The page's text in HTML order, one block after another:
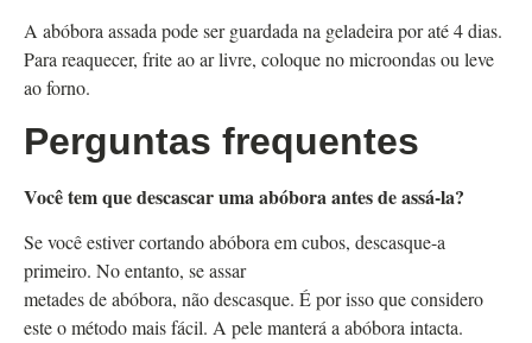
A abóbora assada pode ser guardada na geladeira por até 4 dias.
Para reaquecer, frite ao ar livre, coloque no microondas ou leve
ao forno.
Perguntas frequentes
Você tem que descascar uma abóbora antes de assá-la?
Se você estiver cortando abóbora em cubos, descasque-a
primeiro. No entanto, se assar
metades de abóbora, não descasque. É por isso que considero
este o método mais fácil. A pele manterá a abóbora intacta.